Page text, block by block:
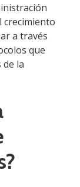
crecimiento
a través
que
la